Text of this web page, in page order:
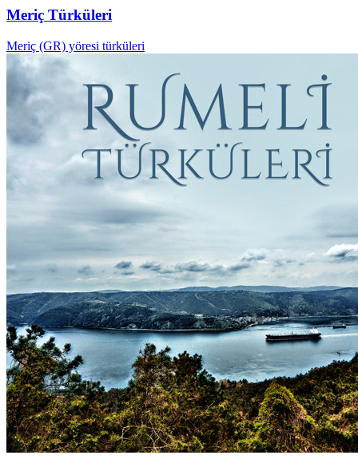
Meriç Türküleri
Meriç (GR) yöresi türküleri